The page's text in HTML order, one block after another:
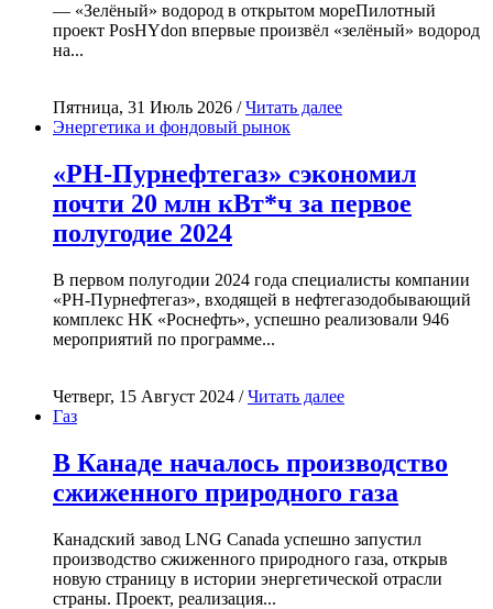
— «Зелёный» водород в открытом мореПилотный
проект PosHYdon впервые произвёл «зелёный» водород
на...
Пятница, 31 Июль 2026 /Читать далее
Энергетика и фондовый рынок
«РН-Пурнефтегаз» сэкономил
почти 20 млн кВт*ч за первое
полугодие 2024
В первом полугодии 2024 года специалисты компании
«РН-Пурнефтегаз», входящей в нефтегазодобывающий
комплекс НК «Роснефть», успешно реализовали 946
мероприятий по программе...
Четверг, 15 Август 2024 /Читать далее
Газ
В Канаде началось производство
сжиженного природного газа
Канадский завод LNG Canada успешно запустил
производство сжиженного природного газа, открыв
новую страницу в истории энергетической отрасли
страны. Проект, реализация...